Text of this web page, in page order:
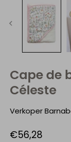
Cape de
Céleste
Verkoper
€56,28